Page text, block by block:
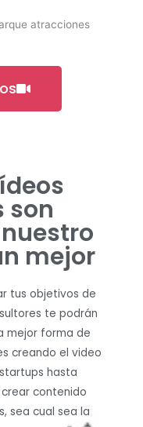
son
mejor
tus objetivos de
te podrán
mejor forma de
creando el video
hasta
contenido
sea cual sea la